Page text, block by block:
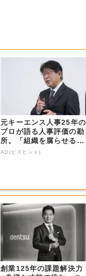
元キーエンス人事25年の
プロが語る人事評価の勘
所。「組織を腐らせるN
G評価」とは...
AD(ビズヒント)
創業125年の課題解決力